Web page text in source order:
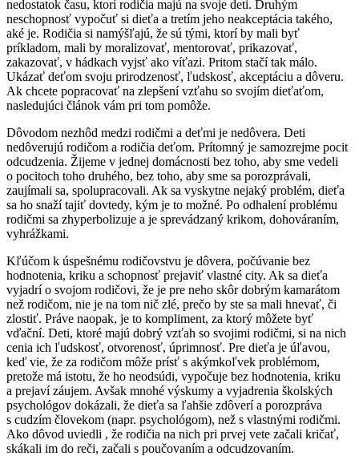
nedostatok času, ktorí rodičia majú na svoje deti. Druhým
neschopnosť vypočuť si dieťa a tretím jeho neakceptácia takého,
aké je. Rodičia si namýšľajú, že sú tými, ktorí by mali byť
príkladom, mali by moralizovať, mentorovať, prikazovať,
zakazovať, v hádkach vyjsť ako víťazi. Pritom stačí tak málo.
Ukázať deťom svoju prirodzenosť, ľudskosť, akceptáciu a dôveru.
Ak chcete popracovať na zlepšení vzťahu so svojím dieťaťom,
nasledujúci článok vám pri tom pomôže.
Dôvodom nezhôd medzi rodičmi a deťmi je nedôvera. Deti
nedôverujú rodičom a rodičia deťom. Prítomný je samozrejme pocit
odcudzenia. Žijeme v jednej domácnosti bez toho, aby sme vedeli
o pocitoch toho druhého, bez toho, aby sme sa porozprávali,
zaujímali sa, spolupracovali. Ak sa vyskytne nejaký problém, dieťa
sa ho snaží tajiť dovtedy, kým je to možné. Po odhalení problému
rodičmi sa zhyperbolizuje a je sprevádzaný krikom, dohováraním,
vyhrážkami.
Kľúčom k úspešnému rodičovstvu je dôvera, počúvanie bez
hodnotenia, kriku a schopnosť prejaviť vlastné city. Ak sa dieťa
vyjadrí o svojom rodičovi, že je pre neho skôr dobrým kamarátom
než rodičom, nie je na tom nič zlé, prečo by ste sa mali hnevať, či
zlostiť. Práve naopak, je to kompliment, za ktorý môžete byť
vďační. Deti, ktoré majú dobrý vzťah so svojimi rodičmi, si na nich
cenia ich ľudskosť, otvorenosť, úprimnosť. Pre dieťa je úľavou,
keď vie, že za rodičom môže prísť s akýmkoľvek problémom,
pretože má istotu, že ho neodsúdi, vypočuje bez hodnotenia, kriku
a prejaví záujem. Avšak mnohé výskumy a vyjadrenia školských
psychológov dokázali, že dieťa sa ľahšie zdôverí a porozpráva
s cudzím človekom (napr. psychológom), než s vlastnými rodičmi.
Ako dôvod uviedli , že rodičia na nich pri prvej vete začali kričať,
skákali im do reči, začali s poučovaním a odcudzovaním.